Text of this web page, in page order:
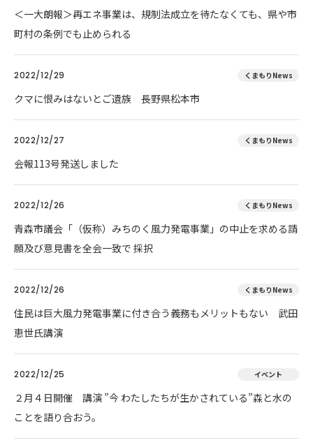
＜一大朗報＞再エネ事業は、規制法成立を待たなくても、県や市
町村の条例でも止められる
2022/12/29 くまもりNews
クマに恨みはないとご遺族 長野県松本市
2022/12/27 くまもりNews
会報113号発送しました
2022/12/26 くまもりNews
青森市議会「（仮称）みちのく風力発電事業」の中止を求める請
願及び意見書を全会一致で 採択
2022/12/26 くまもりNews
住民は巨大風力発電事業に付き合う義務もメリットもない 武田
恵世氏講演
2022/12/25 イベント
２月４日開催 講演 ”今 わたしたちが生かされている”森と水の
ことを語り合おう。